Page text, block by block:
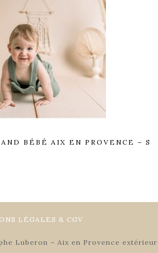
BÉBÉ AIX EN PROVENCE – S
LÉGALES & CGV
Luberon – Aix en Provence extérieur